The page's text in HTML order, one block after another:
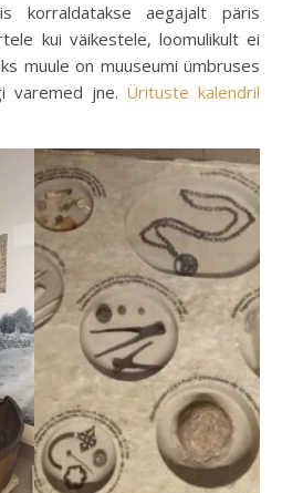
korraldatakse aegajalt päris
kui väikestele, loomulikult ei
muule on muuseumi ümbruses
varemed jne. Ürituste kalendril